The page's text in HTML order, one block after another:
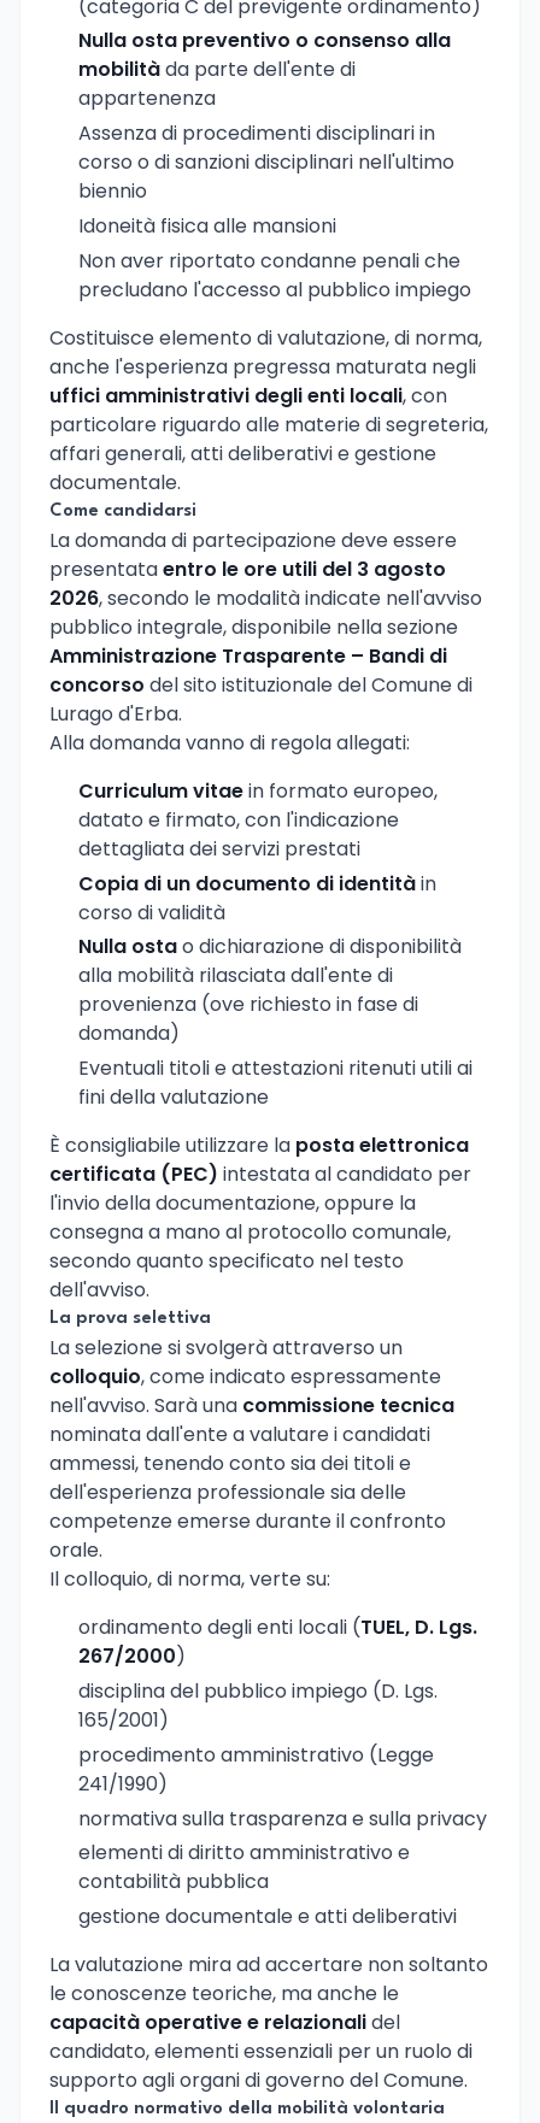
(categoria C del previgente ordinamento)
Nulla osta preventivo o consenso alla
mobilitàda parte dell'ente di
appartenenza
Assenza di procedimenti disciplinari in
corso o di sanzioni disciplinari nell'ultimo
biennio
Idoneità fisica alle mansioni
Non aver riportato condanne penali che
precludano l'accesso al pubblico impiego
Costituisce elemento di valutazione, di norma,
anche l'esperienza pregressa maturata negli
uffici amministrativi degli enti locali, con
particolare riguardo alle materie di segreteria,
affari generali, atti deliberativi e gestione
documentale.
Come candidarsi
La domanda di partecipazione deve essere
presentataentro le ore utili del 3 agosto
2026, secondo le modalità indicate nell'avviso
pubblico integrale, disponibile nella sezione
Amministrazione Trasparente – Bandi di
concorso del sito istituzionale del Comune di
Lurago d'Erba.
Alla domanda vanno di regola allegati:
Curriculum vitaein formato europeo,
datato e firmato, con l'indicazione
dettagliata dei servizi prestati
Copia di un documento di identitàin
corso di validità
Nulla ostao dichiarazione di disponibilità
alla mobilità rilasciata dall'ente di
provenienza (ove richiesto in fase di
domanda)
Eventuali titoli e attestazioni ritenuti utili ai
fini della valutazione
È consigliabile utilizzare la posta elettronica
certificata (PEC) intestata al candidato per
l'invio della documentazione, oppure la
consegna a mano al protocollo comunale,
secondo quanto specificato nel testo
dell'avviso.
La prova selettiva
La selezione si svolgerà attraverso un
colloquio, come indicato espressamente
nell'avviso. Sarà una commissione tecnica
nominata dall'ente a valutare i candidati
ammessi, tenendo conto sia dei titoli e
dell'esperienza professionale sia delle
competenze emerse durante il confronto
orale.
Il colloquio, di norma, verte su:
ordinamento degli enti locali (TUEL, D. Lgs.
267/2000)
disciplina del pubblico impiego (D. Lgs.
165/2001)
procedimento amministrativo (Legge
241/1990)
normativa sulla trasparenza e sulla privacy
elementi di diritto amministrativo e
contabilità pubblica
gestione documentale e atti deliberativi
La valutazione mira ad accertare non soltanto
le conoscenze teoriche, ma anche le
capacità operative e relazionalidel
candidato, elementi essenziali per un ruolo di
supporto agli organi di governo del Comune.
Il quadro normativo della mobilità volontaria